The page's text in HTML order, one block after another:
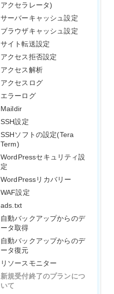
アクセラレータ)
サーバーキャッシュ設定
ブラウザキャッシュ設定
サイト転送設定
アクセス拒否設定
アクセス解析
アクセスログ
エラーログ
Maildir
SSH設定
SSHソフトの設定(Tera
Term)
WordPressセキュリティ設
定
WordPressリカバリー
WAF設定
ads.txt
自動バックアップからのデ
ータ取得
自動バックアップからのデ
ータ復元
リソースモニター
新規受付終了のプランにつ
いて